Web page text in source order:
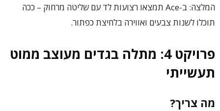
המלצה: ב-Ace תמצאו רצועות לד עם שליטה מרחוק – ככה
תוכלו לשנות צבעים ואווירה בלחיצת כפתור.
פרויקט 4: מתלה בגדים מעוצב ממוט
תעשייתי
מה צריך?